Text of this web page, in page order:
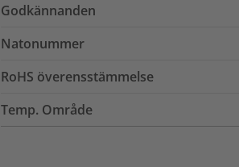
Godkännanden
Natonummer
RoHS överensstämmelse
Temp. Område